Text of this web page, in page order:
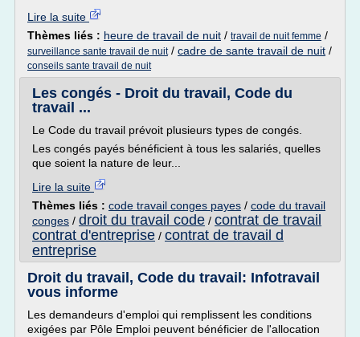
Lire la suite
Thèmes liés : heure de travail de nuit / travail de nuit femme /
surveillance sante travail de nuit/ cadre de sante travail de nuit /
conseils sante travail de nuit
Les congés - Droit du travail, Code du
travail ...
Le Code du travail prévoit plusieurs types de congés.
Les congés payés bénéficient à tous les salariés, quelles
que soient la nature de leur...
Lire la suite
Thèmes liés : code travail conges payes / code du travail
conges / droit du travail code / contrat de travail
contrat d'entreprise / contrat de travail d
entreprise
Droit du travail, Code du travail: Infotravail
vous informe
Les demandeurs d'emploi qui remplissent les conditions
exigées par Pôle Emploi peuvent bénéficier de l'allocation